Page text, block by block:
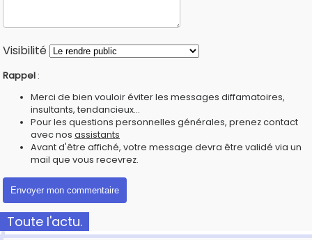
Visibilité
Rappel :
Merci de bien vouloir éviter les messages diffamatoires,
insultants, tendancieux...
Pour les questions personnelles générales, prenez contact
avec nos assistants
Avant d'être affiché, votre message devra être validé via un
mail que vous recevrez.
Toute l'actu.